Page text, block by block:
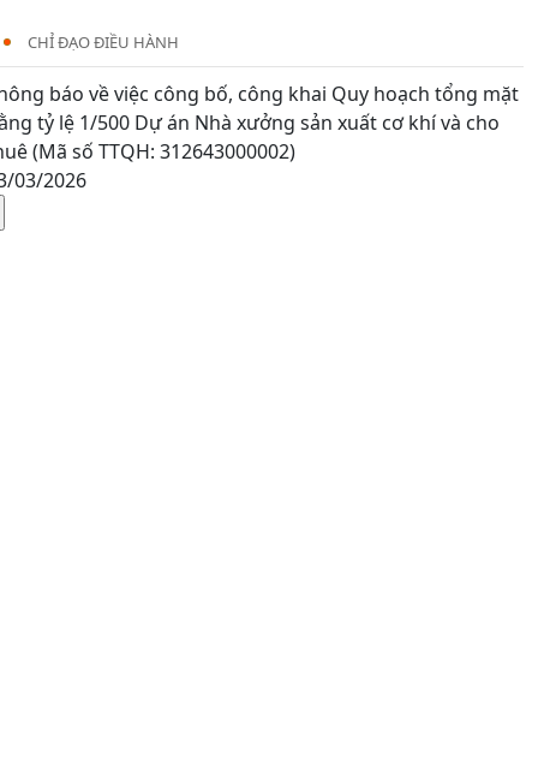
CHỈ ĐẠO ĐIỀU HÀNH
báo về việc công bố, công khai Quy hoạch tổng mặt
tỷ lệ 1/500 Dự án Nhà xưởng sản xuất cơ khí và cho
(Mã số TTQH: 312643000002)
03/2026